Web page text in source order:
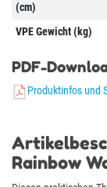
(cm)
VPE Gewicht (kg)
PDF-
Produktinfos und
Rainbow